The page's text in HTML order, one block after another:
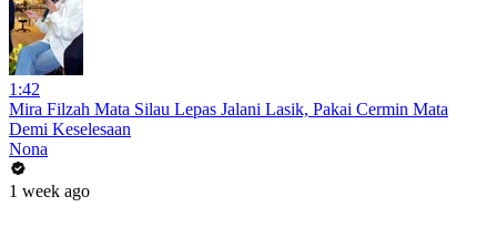
1:42
Mira Filzah Mata Silau Lepas Jalani Lasik, Pakai Cermin Mata
Demi Keselesaan
Nona
1 week ago